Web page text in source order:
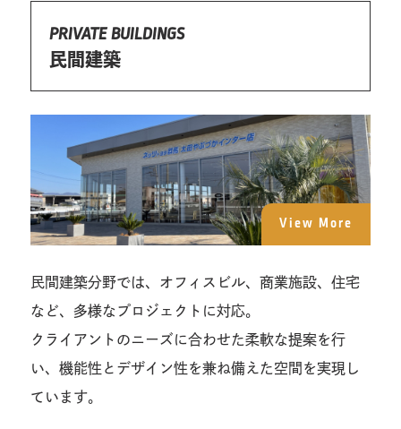
PRIVATE BUILDINGS
民間建築
View More
民間建築分野では、オフィスビル、商業施設、住宅
など、多様なプロジェクトに対応。
クライアントのニーズに合わせた柔軟な提案を行
い、機能性とデザイン性を兼ね備えた空間を実現し
ています。